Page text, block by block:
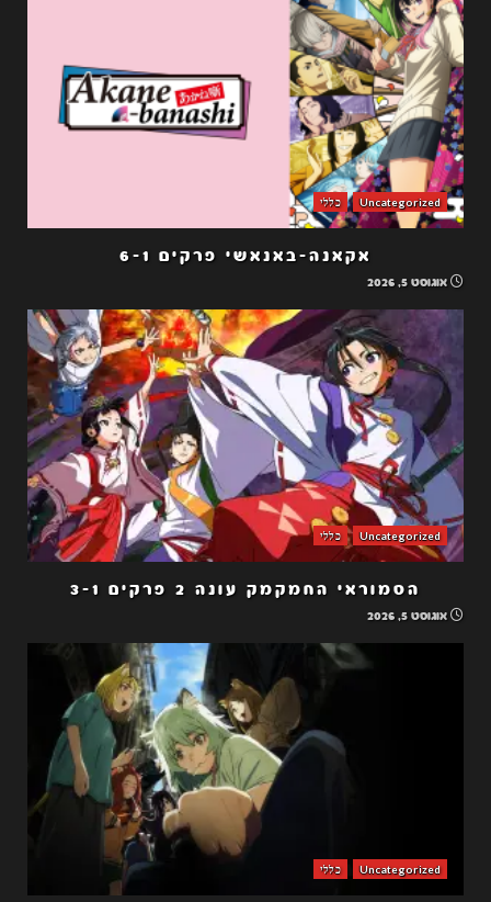
Uncategorized כללי
אקאנה-באנאשי פרקים 6-1
אוגוסט 5, 2026
Uncategorized כללי
הסמוראי החמקמק עונה 2 פרקים 3-1
אוגוסט 5, 2026
Uncategorized כללי